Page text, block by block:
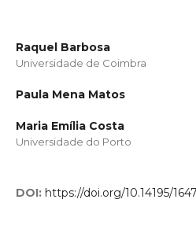
Raquel Barbosa
Universidade de Coimbra
Paula Mena Matos
Maria Emília Costa
Universidade do Porto
DOI: https://doi.org/10.14195/